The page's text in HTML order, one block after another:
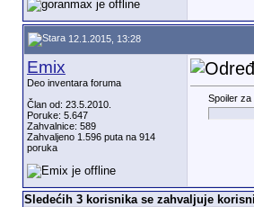
12.1.2015, 13:28
Emix
Deo inventara foruma
Član od: 23.5.2010.
Poruke: 5.647
Zahvalnice: 589
Zahvaljeno 1.596 puta na 914
poruka
Spoiler za
Sledećih 3 korisnika se zahvaljuje